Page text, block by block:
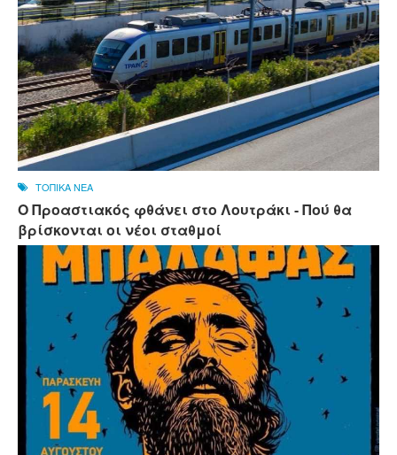
ΤΟΠΙΚΑ ΝΕΑ
Ο Προαστιακός φθάνει στο Λουτράκι - Πού θα
βρίσκονται οι νέοι σταθμοί